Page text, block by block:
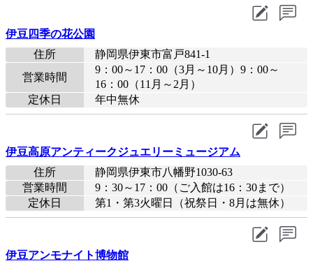
伊豆四季の花公園
住所
静岡県伊東市富戸841-1
営業時間
9：00～17：00（3月～10月）9：00～
16：00（11月～2月）
定休日
年中無休
伊豆高原アンティークジュエリーミュージアム
住所
静岡県伊東市八幡野1030-63
営業時間
9：30～17：00（ご入館は16：30まで）
定休日
第1・第3火曜日（祝祭日・8月は無休）
伊豆アンモナイト博物館